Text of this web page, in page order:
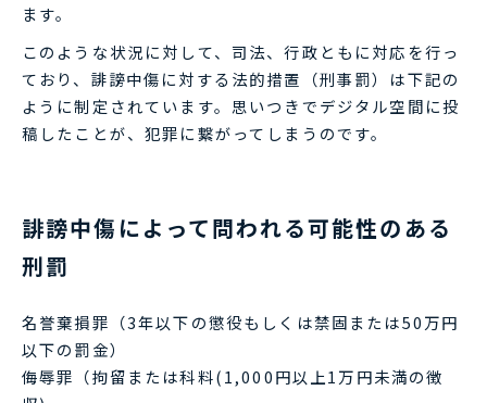
ます。
このような状況に対して、司法、行政ともに対応を行っ
ており、誹謗中傷に対する法的措置（刑事罰）は下記の
ように制定されています。思いつきでデジタル空間に投
稿したことが、犯罪に繋がってしまうのです。
誹謗中傷によって問われる可能性のある
刑罰
名誉棄損罪（3年以下の懲役もしくは禁固または50万円
以下の罰金）
侮辱罪（拘留または科料(1,000円以上1万円未満の徴